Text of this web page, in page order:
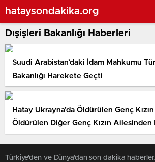
hataysondakika.org
Dışişleri Bakanlığı Haberleri
Suudi Arabistan’daki İdam Mahkumu
Bakanlığı Harekete Geçti
Hatay Ukrayna’da Öldürülen Genç Kızın
Öldürülen Diğer Genç Kızın Ailesinden
Türkiye'den ve Dünya’dan son dakika haberler,